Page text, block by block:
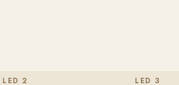
LED 2 LED 3